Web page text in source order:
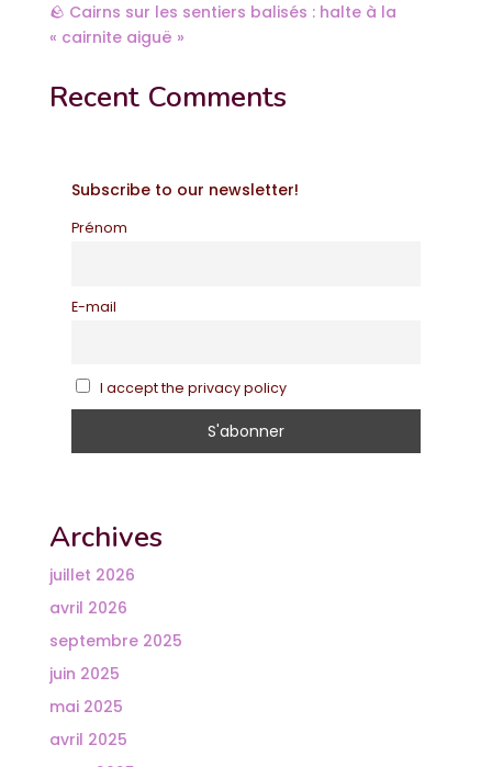
🪨 Cairns sur les sentiers balisés : halte à la
« cairnite aiguë »
Recent Comments
Subscribe to our newsletter!
Prénom
E-mail
I accept the privacy policy
Archives
juillet 2026
avril 2026
septembre 2025
juin 2025
mai 2025
avril 2025